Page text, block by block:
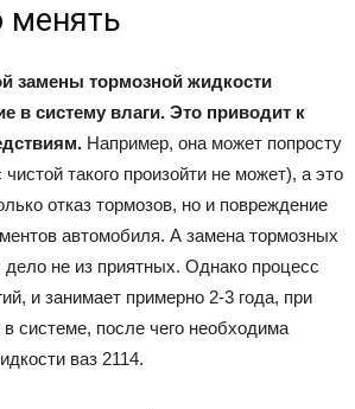
менять
замены тормозной жидкости
в систему влаги. Это приводит к
Например, она может попросту
такого произойти не может), а это
отказ тормозов, но и повреждение
автомобиля. А замена тормозных
дело не из приятных. Однако процесс
и занимает примерно 2-3 года, при
системе, после чего необходима
ваз 2114.